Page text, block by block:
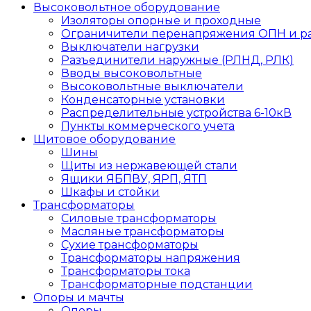
Высоковольтное оборудование
Изоляторы опорные и проходные
Ограничители перенапряжения ОПН и
Выключатели нагрузки
Разъединители наружные (РЛНД, РЛК)
Вводы высоковольтные
Высоковольтные выключатели
Конденсаторные установки
Распределительные устройства 6-10кВ
Пункты коммерческого учета
Щитовое оборудование
Шины
Щиты из нержавеющей стали
Ящики ЯБПВУ, ЯРП, ЯТП
Шкафы и стойки
Трансформаторы
Силовые трансформаторы
Масляные трансформаторы
Сухие трансформаторы
Трансформаторы напряжения
Трансформаторы тока
Трансформаторные подстанции
Опоры и мачты